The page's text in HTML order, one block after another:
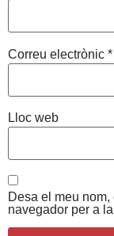
Correu electrònic *
Lloc web
Desa el meu
navegador per a